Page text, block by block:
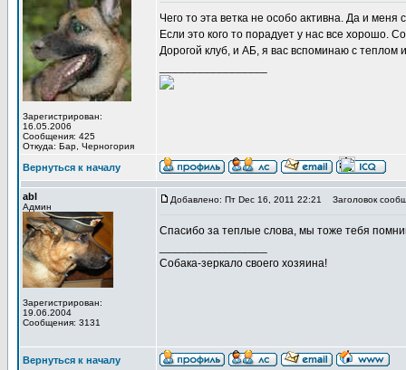
Зарегистрирован:
16.05.2006
Сообщения: 425
Откуда: Бар, Черногория
Чего то эта ветка не особо активна. Да и
Если это кого то порадует у нас все хорошо.
Дорогой клуб, и АБ, я вас вспоминаю c теплом
Вернуться к началу
abl
Админ
Зарегистрирован:
19.06.2004
Сообщения: 3131
Добавлено: Пт Dec 16, 2011 22:21 Заголовок
Спасибо за теплые слова, мы тоже тебя
Собака-зеркало своего хозяина!
Вернуться к началу